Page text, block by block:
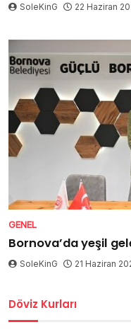
SoleKinG 22 Haziran
GENEL
Bornova’da yeşil
SoleKinG 21 Haziran
Döviz Kurları